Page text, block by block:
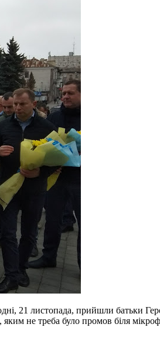
21 листопада, прийшли батьки
не треба було промов біля